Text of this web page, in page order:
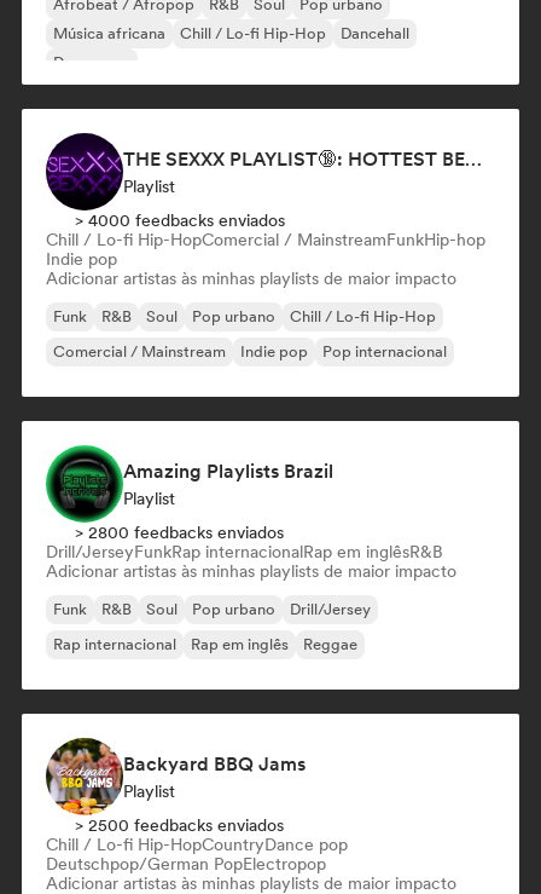
Afrobeat / Afropop R&B Soul
Pop urbano
Música africana
Chill / Lo-fi Hip-Hop
Dancehall
Dance pop
THE SEXXX PLAYLIST🔞: HOTTEST BEDROOM SONGS | SEXUAL APPETITE 👅💦
Playlist
> 4000 feedbacks enviados
Chill / Lo-fi Hip-HopComercial / MainstreamFunkHip-hop
Indie pop
Adicionar artistas às minhas playlists de maior impacto
Funk R&B Soul Pop urbano
Chill / Lo-fi Hip-Hop
Comercial / Mainstream
Indie pop Pop internacional
Amazing Playlists Brazil
Playlist
> 2800 feedbacks enviados
Drill/JerseyFunkRap internacionalRap em inglêsR&B
Adicionar artistas às minhas playlists de maior impacto
Funk R&B Soul Pop urbano
Drill/Jersey
Rap internacional
Rap em inglês Reggae
Backyard BBQ Jams
Playlist
> 2500 feedbacks enviados
Chill / Lo-fi Hip-HopCountryDance pop
Deutschpop/German PopElectropop
Adicionar artistas às minhas playlists de maior impacto